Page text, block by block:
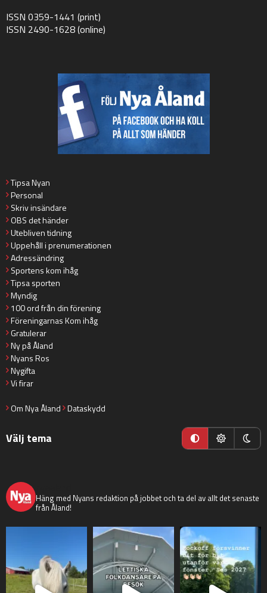
ISSN 0359-1441 (print)
ISSN 2490-1628 (online)
Tipsa Nyan
Personal
Skriv insändare
OBS det händer
Utebliven tidning
Uppehåll i prenumerationen
Adressändring
Sportens kom ihåg
Tipsa sporten
Myndig
100 ord från din förening
Föreningarnas Kom ihåg
Gratulerar
Ny på Åland
Nyans Ros
Nygifta
Vi firar
Om Nya Åland Dataskydd
Välj tema
Häng med Nyans redaktion på jobbet och ta del av allt det senaste
från Åland!